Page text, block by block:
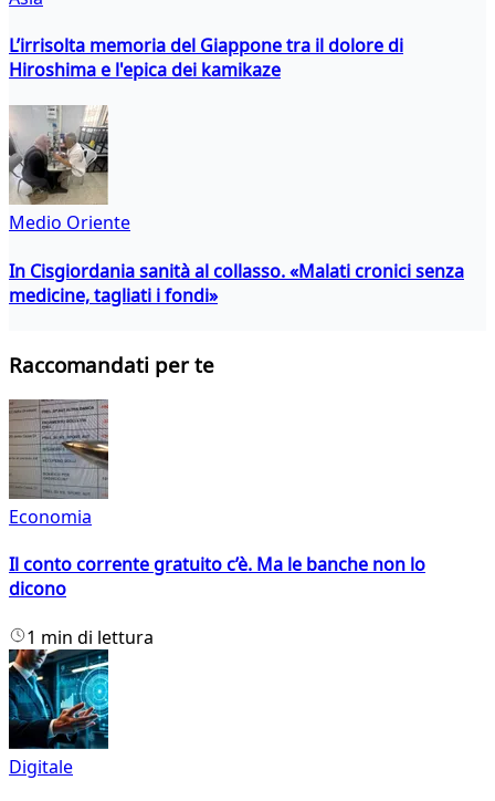
L’irrisolta memoria del Giappone tra il dolore di
Hiroshima e l'epica dei kamikaze
Medio Oriente
In Cisgiordania sanità al collasso. «Malati cronici senza
medicine, tagliati i fondi»
Raccomandati per te
Economia
Il conto corrente gratuito c’è. Ma le banche non lo
dicono
1 min di lettura
Digitale